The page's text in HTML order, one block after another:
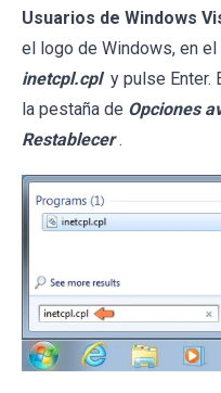
Usuarios de Windows
el logo de Windows, en
inetcpl.cpl y pulse Enter.
la pestaña de Opciones
Restablecer .